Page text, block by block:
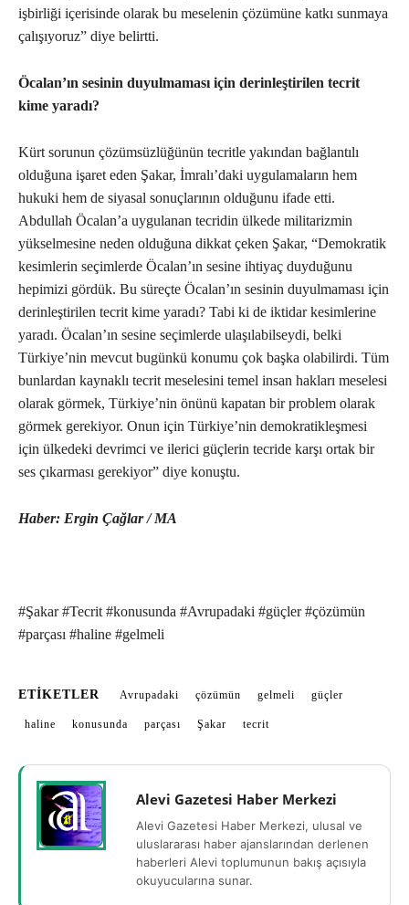
işbirliği içerisinde olarak bu meselenin çözümüne katkı sunmaya
çalışıyoruz” diye belirtti.
Öcalan’ın sesinin duyulmaması için derinleştirilen tecrit
kime yaradı?
Kürt sorunun çözümsüzlüğünün tecritle yakından bağlantılı
olduğuna işaret eden Şakar, İmralı’daki uygulamaların hem
hukuki hem de siyasal sonuçlarının olduğunu ifade etti.
Abdullah Öcalan’a uygulanan tecridin ülkede militarizmin
yükselmesine neden olduğuna dikkat çeken Şakar, “Demokratik
kesimlerin seçimlerde Öcalan’ın sesine ihtiyaç duyduğunu
hepimizi gördük. Bu süreçte Öcalan’ın sesinin duyulmaması için
derinleştirilen tecrit kime yaradı? Tabi ki de iktidar kesimlerine
yaradı. Öcalan’ın sesine seçimlerde ulaşılabilseydi, belki
Türkiye’nin mevcut bugünkü konumu çok başka olabilirdi. Tüm
bunlardan kaynaklı tecrit meselesini temel insan hakları meselesi
olarak görmek, Türkiye’nin önünü kapatan bir problem olarak
görmek gerekiyor. Onun için Türkiye’nin demokratikleşmesi
için ülkedeki devrimci ve ilerici güçlerin tecride karşı ortak bir
ses çıkarması gerekiyor” diye konuştu.
Haber: Ergin Çağlar / MA
#Şakar #Tecrit #konusunda #Avrupadaki #güçler #çözümün
#parçası #haline #gelmeli
ETIKETLER Avrupadaki çözümün gelmeli güçler
haline konusunda parçası Şakar tecrit
Alevi Gazetesi Haber Merkezi
Alevi Gazetesi Haber Merkezi, ulusal ve
uluslararası haber ajanslarından derlenen
haberleri Alevi toplumunun bakış açısıyla
okuyucularına sunar.